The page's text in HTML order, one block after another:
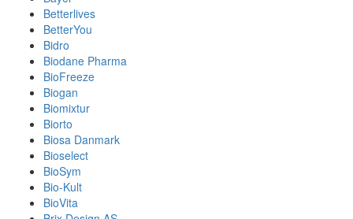
Betterlives
BetterYou
Bidro
Biodane Pharma
BioFreeze
Biogan
Biomixtur
Biorto
Biosa Danmark
Bioselect
BioSym
Bio-Kult
BioVita